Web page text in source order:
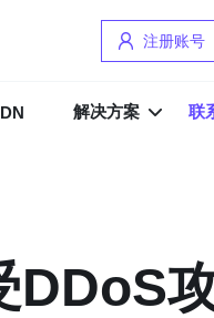
注册账号
解决方案 联
DDoS